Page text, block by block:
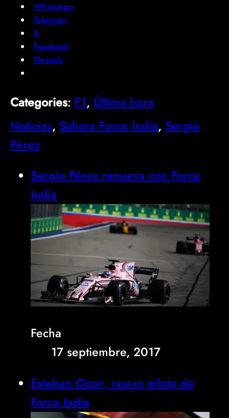
WhatsApp
Telegram
X
Facebook
Threads
Categories: F1, Última hora
Noticias, Sahara Force India, Sergio
Pérez
Sergio Pérez renueva con Force
India
Fecha
17 septiembre, 2017
Esteban Ocon, nuevo piloto de
Force India